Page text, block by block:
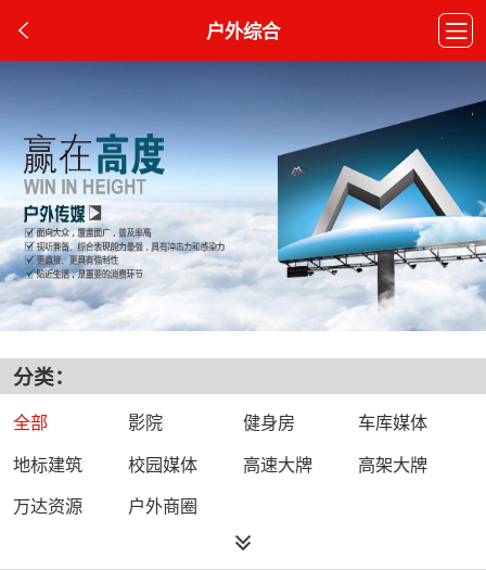
户外综合
分类：
全部 影院 健身房
车库媒体
地标建筑
校园媒体 高速大牌
高架大牌
万达资源
户外商圈